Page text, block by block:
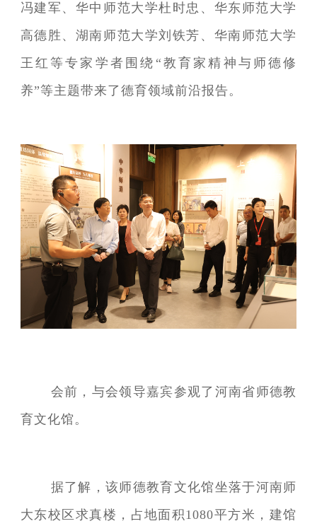
冯建军、华中师范大学杜时忠、华东师范大学
高德胜、湖南师范大学刘铁芳、华南师范大学
王红等专家学者围绕“教育家精神与师德修
养”等主题带来了德育领域前沿报告。
会前，与会领导嘉宾参观了河南省师德教
育文化馆。
据了解，该师德教育文化馆坐落于河南师
大东校区求真楼，占地面积1080平方米，建馆